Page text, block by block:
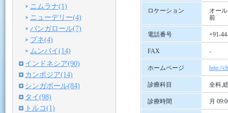
ロケーション
オー
前
電話番号 +91-
FAX -
ホームページ http://
診療科目 全科,
診療時間 月
ニムラナ(1)
ニューデリー(4)
バンガロール(7)
プネ(4)
ムンバイ(14)
インドネシア(90)
カンボジア(14)
シンガポール(84)
タイ(98)
トルコ(1)